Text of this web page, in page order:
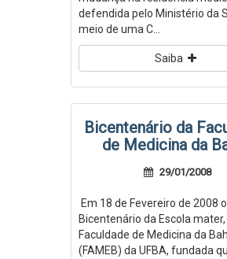
defendida pelo Ministério da
meio de uma C...
Saiba
Bicentenário da
de Medicina da
29/01/2008
Em 18 de Fevereiro de 2008
Bicentenário da Escola mater,
Faculdade de Medicina da
(FAMEB) da UFBA, fundada